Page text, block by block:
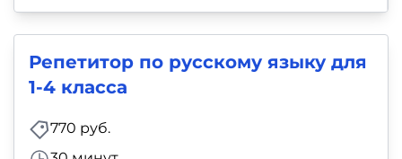
Репетитор по русскому языку для
1-4 класса
770 руб.